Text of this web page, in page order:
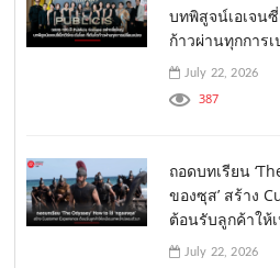
บทพิสูจน์เอเจน
ก้าวผ่านทุกการ
July 22, 2026
387
ถอดบทเรียน
ของซุส’ สร้าง
ต้อนรับลูกค้าให้
July 22, 2026